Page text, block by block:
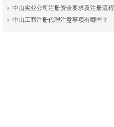
中山实业公司注册资金要求及注册流程
中山工商注册代理注意事项有哪些？